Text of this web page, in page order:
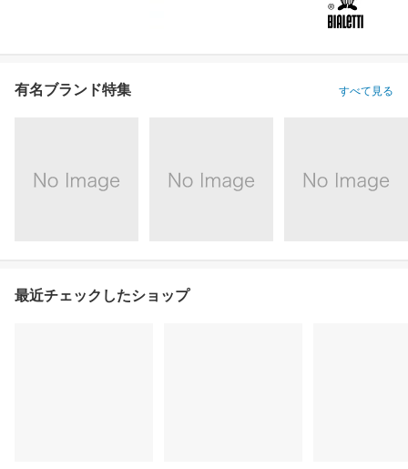
有名ブランド特集 すべて見る
最近チェックしたショップ